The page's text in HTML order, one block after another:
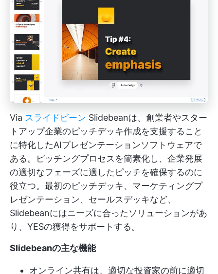
Via スライドビーン Slidebeanは、創業者やスター
トアップ企業のピッチデッキ作成を支援すること
に特化したAIプレゼンテーションソフトウェアで
ある。ピッチングプロセスを簡素化し、企業発展
の適切なフェーズに適したピッチを確保するのに
役立つ。最初のピッチデッキ、マーケティングプ
レゼンテーション、セールスデッキなど、
Slidebeanにはニーズに合ったソリューションがあ
り、YESの獲得をサポートする。
Slidebeanの主な機能
オンライン共有は、適切な投資家の前に適切